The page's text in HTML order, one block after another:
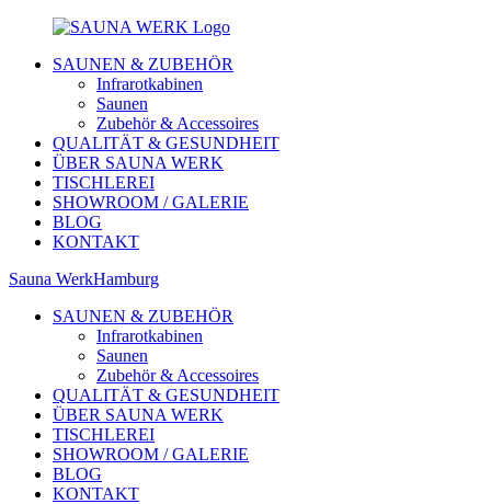
SAUNEN & ZUBEHÖR
Infrarotkabinen
Saunen
Zubehör & Accessoires
QUALITÄT & GESUNDHEIT
ÜBER SAUNA WERK
TISCHLEREI
SHOWROOM / GALERIE
BLOG
KONTAKT
Sauna WerkHamburg
SAUNEN & ZUBEHÖR
Infrarotkabinen
Saunen
Zubehör & Accessoires
QUALITÄT & GESUNDHEIT
ÜBER SAUNA WERK
TISCHLEREI
SHOWROOM / GALERIE
BLOG
KONTAKT